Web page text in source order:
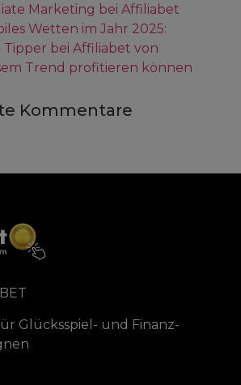
Marketing bei Affiliabet
Wetten im Jahr 2025:
Tipper bei Affiliabet von
Trend profitieren können
Kommentare
Glücksspiel- und Finanz-